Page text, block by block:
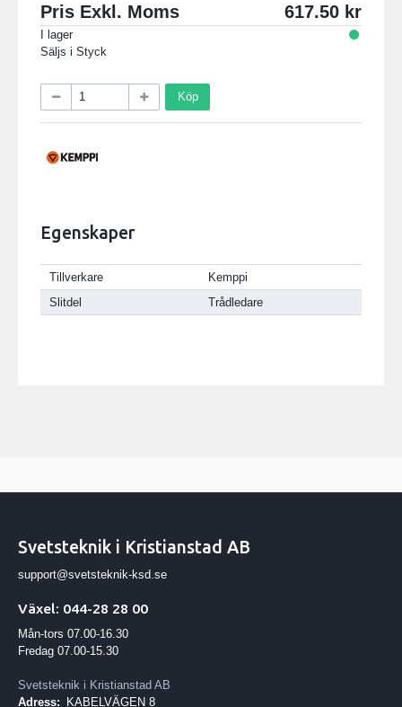
Pris Exkl. Moms 617.50
I lager
Säljs i Styck
Köp
Egenskaper
Tillverkare
Kemppi
Slitdel
Trådledare
Svetsteknik i Kristianstad AB
support@svetsteknik-ksd.se
Växel: 044-28 28 00
Mån-tors 07.00-16.30
Fredag 07.00-15.30
Svetsteknik i Kristianstad AB
Adress:
KABELVÄGEN 8